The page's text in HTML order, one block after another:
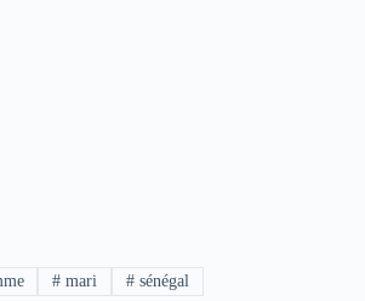
# mari # sénégal